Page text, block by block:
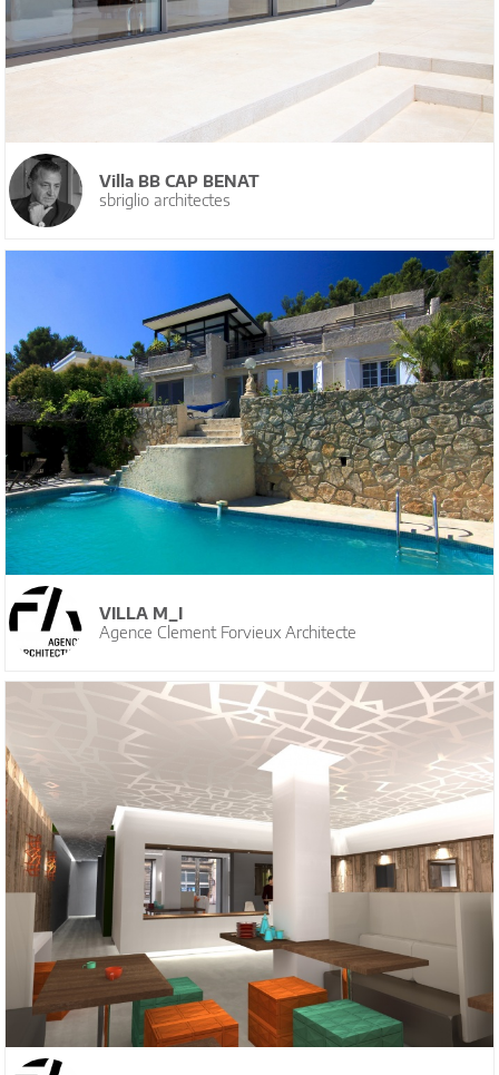
Villa BB CAP BENAT
sbriglio architectes
VILLA M_I
Agence Clement Forvieux Architecte